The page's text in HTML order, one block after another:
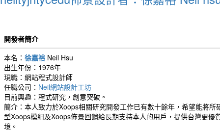
開發者簡介
本名： 徐嘉裕 Neil Hsu
出生年份：1976年
現職：網站程式設計師
任職公司： Neil網站設計工坊
目前興趣：程式研究，創意突破。
簡介：本人致力於Xoops相關研究開發工作已有數十餘年，希望能將所
型Xoops模組及Xoops佈景回饋給長期支持本人的用戶，提供台灣更優
境。